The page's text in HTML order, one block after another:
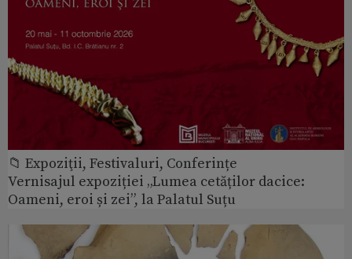
📁 Expoziţii, Festivaluri, Conferințe
Vernisajul expoziției „Lumea cetăților dacice:
Oameni, eroi și zei”, la Palatul Suțu